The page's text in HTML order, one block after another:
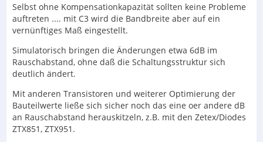
Selbst ohne Kompensationkapazität sollten keine Probleme
auftreten .... mit C3 wird die Bandbreite aber auf ein
vernünftiges Maß eingestellt.
Simulatorisch bringen die Änderungen etwa 6dB im
Rauschabstand, ohne daß die Schaltungsstruktur sich
deutlich ändert.
Mit anderen Transistoren und weiterer Optimierung der
Bauteilwerte ließe sich sicher noch das eine oer andere dB
an Rauschabstand herauskitzeln, z.B. mit den Zetex/Diodes
ZTX851, ZTX951.